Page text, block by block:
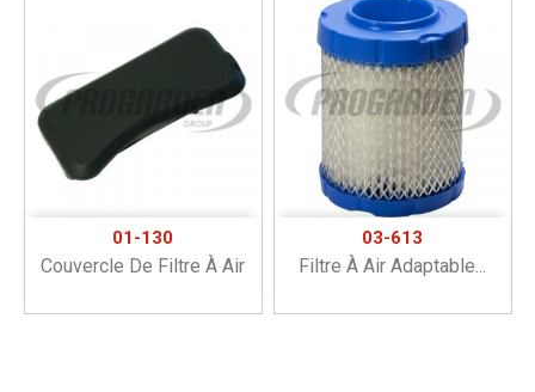
01-130
Couvercle De Filtre À Air
03-613
Filtre À Air Adaptable...